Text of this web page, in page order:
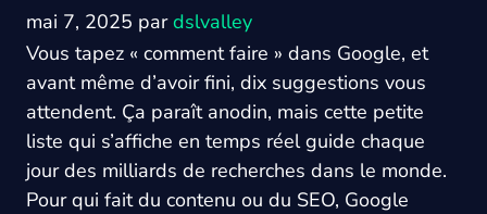
mai 7, 2025 pardslvalley
Vous tapez « comment faire » dans Google, et
avant même d’avoir fini, dix suggestions vous
attendent. Ça paraît anodin, mais cette petite
liste qui s’affiche en temps réel guide chaque
jour des milliards de recherches dans le monde.
Pour qui fait du contenu ou du SEO, Google